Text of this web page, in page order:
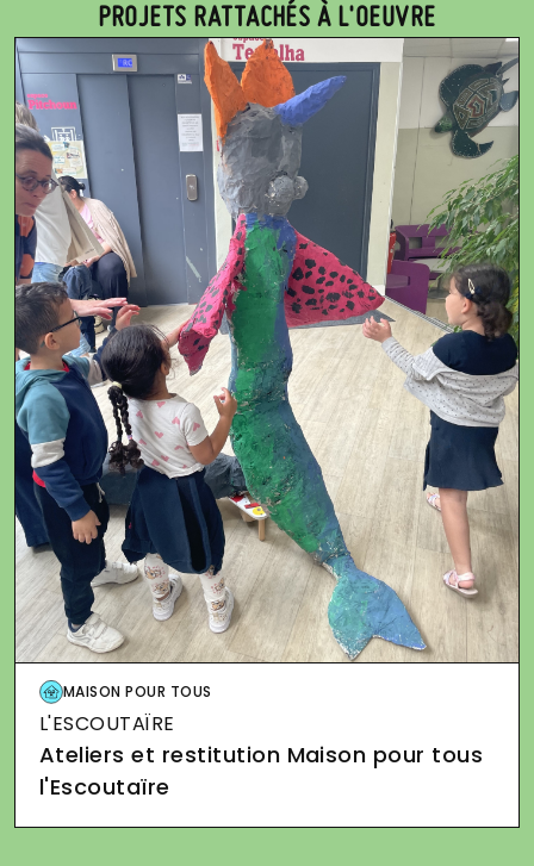
PROJETS RATTACHÉS À L'OEUVRE
Image
MAISON POUR TOUS
L'ESCOUTAÏRE
Ateliers et restitution Maison pour tous
l'Escoutaïre